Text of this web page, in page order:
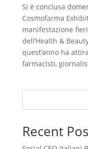
Si è conclusa
Cosmofarma
manifestazione
dell’Health &
quest’anno ha
farmacisti,
Recent